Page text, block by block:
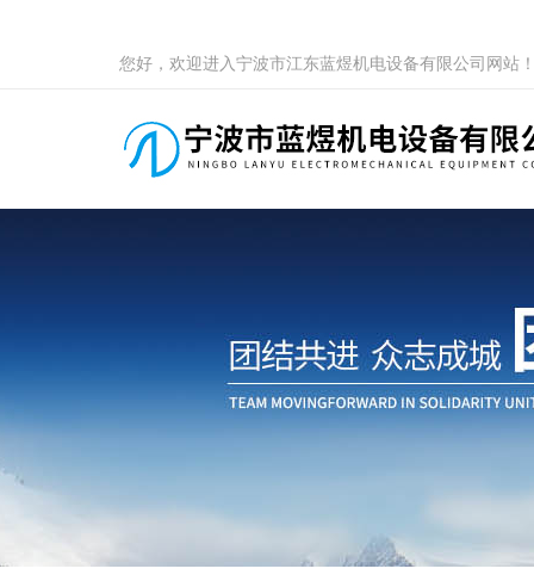
您好，欢迎进入宁波市江东蓝煜机电设备有限公司网站